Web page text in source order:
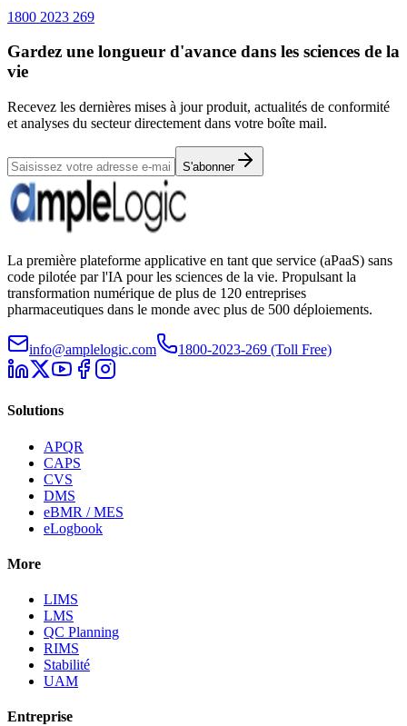
1800 2023 269
Gardez une longueur d'avance dans les sciences de la
vie
Recevez les dernières mises à jour produit, actualités de conformité
et analyses du secteur directement dans votre boîte mail.
S'abonner
La première plateforme applicative en tant que service (aPaaS) sans
code pilotée par l'IA pour les sciences de la vie. Propulsant la
transformation numérique de plus de 120 entreprises
pharmaceutiques dans le monde avec plus de 500 déploiements.
info@amplelogic.com 1800-2023-269 (Toll Free)
Solutions
APQR
CAPS
CVS
DMS
eBMR / MES
eLogbook
More
LIMS
LMS
QC Planning
RIMS
Stabilité
UAM
Entreprise